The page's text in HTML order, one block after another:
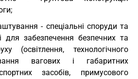
- спеціальні споруди та
для забезпечення безпечних та
(освітлення, технологічного
вагових і габаритних
засобів, примусового